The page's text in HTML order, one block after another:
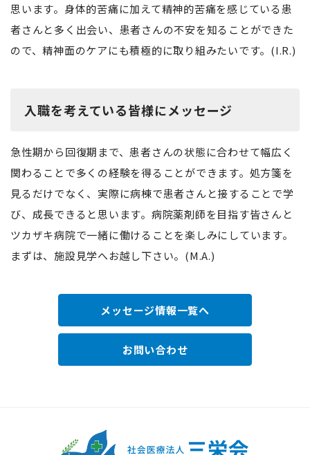
思います。身体的苦痛に加えて精神的苦痛を感じている患
者さんと多く出会い、患者さんの不安を知ることができた
ので、精神面のケアにも積極的に取り組みたいです。(I.R.)
入職を考えている皆様にメッセージ
急性期から回復期まで、患者さんの状態に合わせて幅広く
関わることで多くの経験を得ることができます。処方箋を
見るだけでなく、実際に病棟で患者さんと接することで学
び、成長できると思います。病院薬剤師を目指す皆さんと
ツカザキ病院で一緒に働けることを楽しみにしています。
まずは、施設見学へお越し下さい。(M.A.)
メッセージ情報一覧へ
お問い合わせ